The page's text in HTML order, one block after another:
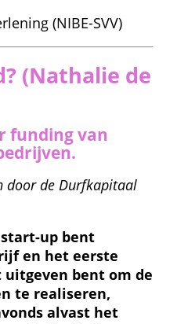
(NIBE-SVV)
(Nathalie de
funding van
door de Durfkapitaal
up bent
en het eerste
bent om de
te realiseren,
alvast het